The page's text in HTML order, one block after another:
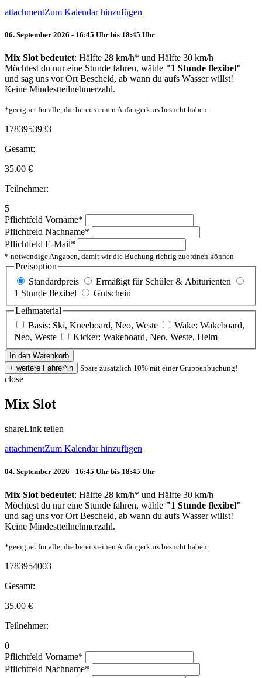
attachmentZum Kalendar hinzufügen
06. September 2026 - 16:45 Uhr bis 18:45 Uhr
Mix Slot bedeutet: Hälfte 28 km/h* und Hälfte 30 km/h
Möchtest du nur eine Stunde fahren, wähle "1 Stunde flexibel"
und sag uns vor Ort Bescheid, ab wann du aufs Wasser willst!
Keine Mindestteilnehmerzahl.
*geeignet für alle, die bereits einen Anfängerkurs besucht haben.
1783953933
Gesamt:
35.00 €
Teilnehmer:
5
Pflichtfeld Vorname*
Pflichtfeld Nachname*
Pflichtfeld E-Mail*
* notwendige Angaben, damit wir die Buchung richtig zuordnen können
Preisoption
Standardpreis
Ermäßigt für Schüler & Abiturienten
1 Stunde flexibel
Gutschein
Leihmaterial
Basis: Ski, Kneeboard, Neo, Weste
Wake: Wakeboard,
Neo, Weste
Kicker: Wakeboard, Neo, Weste, Helm
Spare zusätzlich 10% mit einer Gruppenbuchung!
close
Mix Slot
shareLink teilen
attachmentZum Kalendar hinzufügen
04. September 2026 - 16:45 Uhr bis 18:45 Uhr
Mix Slot bedeutet: Hälfte 28 km/h* und Hälfte 30 km/h
Möchtest du nur eine Stunde fahren, wähle "1 Stunde flexibel"
und sag uns vor Ort Bescheid, ab wann du aufs Wasser willst!
Keine Mindestteilnehmerzahl.
*geeignet für alle, die bereits einen Anfängerkurs besucht haben.
1783954003
Gesamt:
35.00 €
Teilnehmer:
0
Pflichtfeld Vorname*
Pflichtfeld Nachname*